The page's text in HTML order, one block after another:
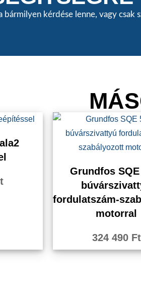
bármilyen kérdése lenne, vagy
Grundfos SQE
fordulatszám-
motorral
324 490 Ft